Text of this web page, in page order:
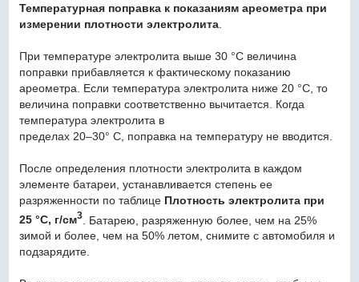
Температурная поправка к показаниям ареометра при
измерении плотности электролита.
При температуре электролита выше 30 °С величина
поправки прибавляется к фактическому показанию
ареометра. Если температура электролита ниже 20 °С, то
величина поправки соответственно вычитается. Когда
температура электролита в
пределах 20–30° С, поправка на температуру не вводится.
После определения плотности электролита в каждом
элементе батареи, устанавливается степень ее
разряженности по таблице Плотность электролита при
25 °С, г/см3. Батарею, разряженную более, чем на 25%
зимой и более, чем на 50% летом, снимите с автомобиля и
подзарядите.